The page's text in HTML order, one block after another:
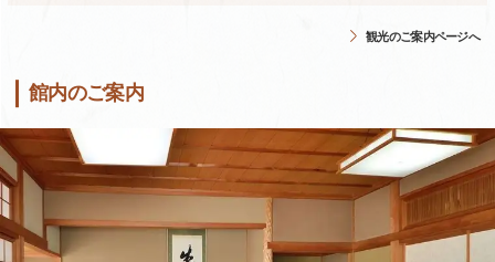
観光のご案内ページへ
館内のご案内